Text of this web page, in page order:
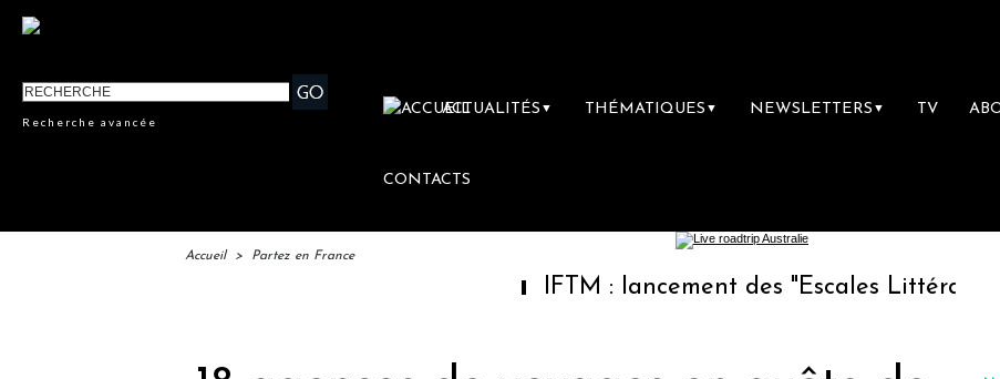
Recherche avancée
ACTUALITÉS ▼ THÉMATIQUES ▼ NEWSLETTERS ▼ TV
CONTACTS
Accueil > Partez en France
IFTM : lancement des "Escales Littéraires", la